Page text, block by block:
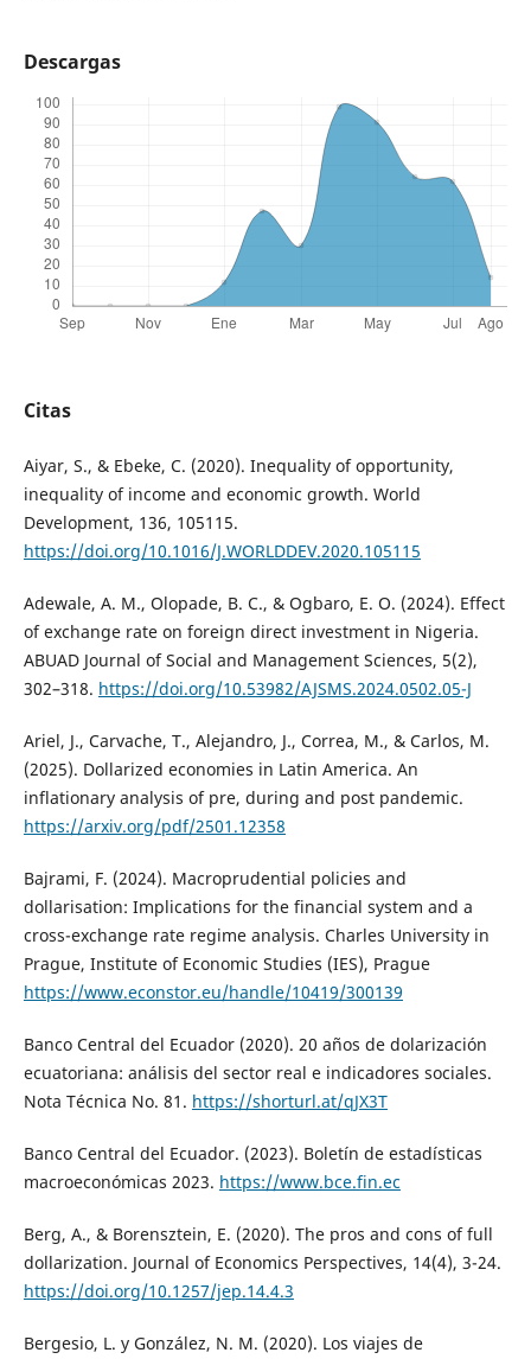
Descargas
Citas
Aiyar, S., & Ebeke, C. (2020). Inequality of opportunity,
inequality of income and economic growth. World
Development, 136, 105115.
https://doi.org/10.1016/J.WORLDDEV.2020.105115
Adewale, A. M., Olopade, B. C., & Ogbaro, E. O. (2024). Effect
of exchange rate on foreign direct investment in Nigeria.
ABUAD Journal of Social and Management Sciences, 5(2),
302–318. https://doi.org/10.53982/AJSMS.2024.0502.05-J
Ariel, J., Carvache, T., Alejandro, J., Correa, M., & Carlos, M.
(2025). Dollarized economies in Latin America. An
inflationary analysis of pre, during and post pandemic.
https://arxiv.org/pdf/2501.12358
Bajrami, F. (2024). Macroprudential policies and
dollarisation: Implications for the financial system and a
cross-exchange rate regime analysis. Charles University in
Prague, Institute of Economic Studies (IES), Prague
https://www.econstor.eu/handle/10419/300139
Banco Central del Ecuador (2020). 20 años de dolarización
ecuatoriana: análisis del sector real e indicadores sociales.
Nota Técnica No. 81. https://shorturl.at/qJX3T
Banco Central del Ecuador. (2023). Boletín de estadísticas
macroeconómicas 2023. https://www.bce.fin.ec
Berg, A., & Borensztein, E. (2020). The pros and cons of full
dollarization. Journal of Economics Perspectives, 14(4), 3-24.
https://doi.org/10.1257/jep.14.4.3
Bergesio, L. y González, N. M. (2020). Los viajes de